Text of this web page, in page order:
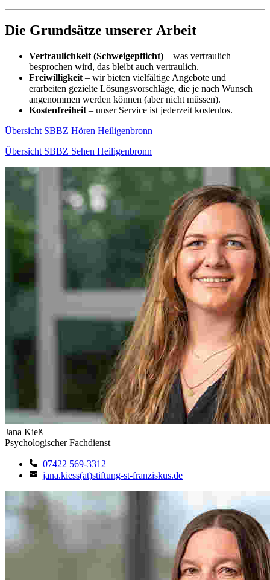
Die Grundsätze unserer Arbeit
Vertraulichkeit (Schweigepflicht) – was vertraulich
besprochen wird, das bleibt auch vertraulich.
Freiwilligkeit – wir bieten vielfältige Angebote und
erarbeiten gezielte Lösungsvorschläge, die je nach Wunsch
angenommen werden können (aber nicht müssen).
Kostenfreiheit – unser Service ist jederzeit kostenlos.
Übersicht SBBZ Hören Heiligenbronn
Übersicht SBBZ Sehen Heiligenbronn
Jana Kieß
Psychologischer Fachdienst
07422 569-3312
jana.kiess(at)stiftung-st-franziskus.de